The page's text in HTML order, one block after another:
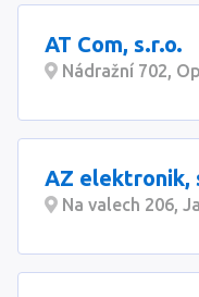
AT Com, s.r.o.
Nádražní 702,
AZ elektronik,
Na valech 206,